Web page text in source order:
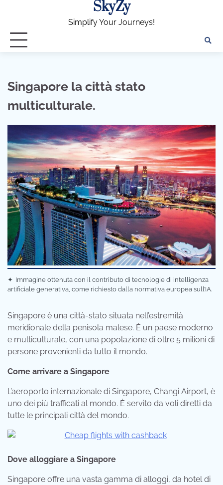
SkyZy
Simplify Your Journeys!
Singapore la città stato
multiculturale.
✦ Immagine ottenuta con il contributo di tecnologie di intelligenza
artificiale generativa, come richiesto dalla normativa europea sull’IA.
Singapore è una città-stato situata nell’estremità
meridionale della penisola malese. È un paese moderno
e multiculturale, con una popolazione di oltre 5 milioni di
persone provenienti da tutto il mondo.
Come arrivare a Singapore
L’aeroporto internazionale di Singapore, Changi Airport, è
uno dei più trafficati al mondo. È servito da voli diretti da
tutte le principali città del mondo.
Dove alloggiare a Singapore
Singapore offre una vasta gamma di alloggi, da hotel di